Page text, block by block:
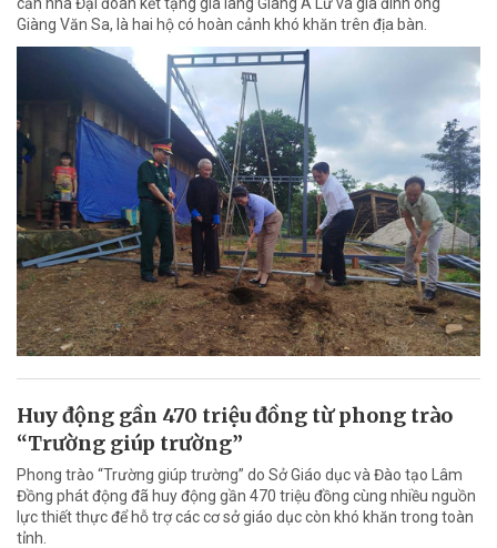
Giàng Văn Sa, là hai hộ có hoàn cảnh khó khăn trên địa bàn.
Huy động gần 470 triệu đồng từ phong trào
“Trường giúp trường”
Phong trào “Trường giúp trường” do Sở Giáo dục và Đào tạo Lâm
Đồng phát động đã huy động gần 470 triệu đồng cùng nhiều nguồn
lực thiết thực để hỗ trợ các cơ sở giáo dục còn khó khăn trong toàn
tỉnh.